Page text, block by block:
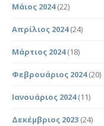
Μάιος 2024(22)
Απρίλιος 2024(24)
Μάρτιος 2024(18)
Φεβρουάριος 2024(20)
Ιανουάριος 2024(11)
Δεκέμβριος 2023 (24)